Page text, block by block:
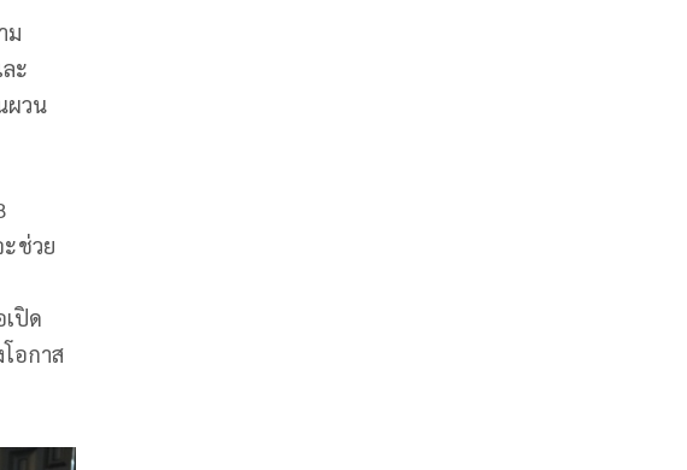
ม
ะ
ผวน
ช่วย
ปิด
อกาส